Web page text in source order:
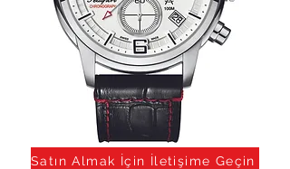
Satın Almak İçin İletişime Geçin